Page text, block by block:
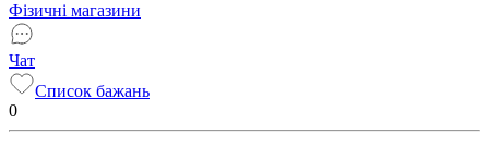
Фізичні магазини
Чат
Список бажань
0